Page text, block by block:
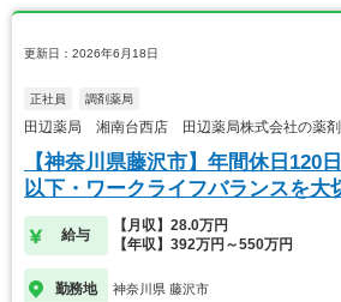
更新日：2026年6月18日
正社員 調剤薬局
田辺薬局 湘南台西店 田辺薬局株式会社の薬剤
【神奈川県藤沢市】年間休日120
以下・ワークライフバランスを大
給与
【月収】28.0万円
【年収】392万円～550万円
勤務地 神奈川県 藤沢市